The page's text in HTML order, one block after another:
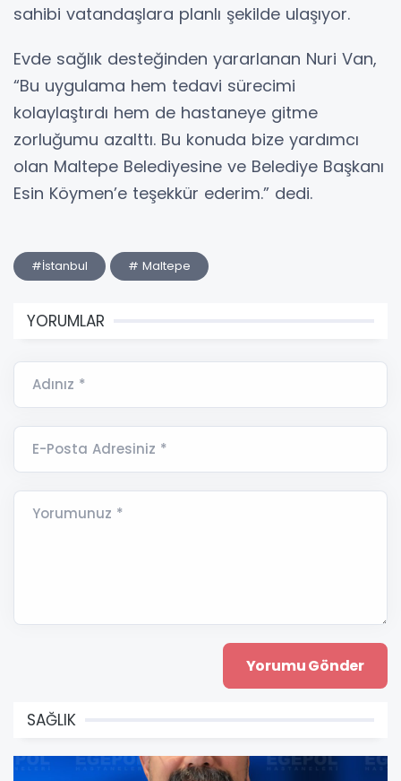
sahibi vatandaşlara planlı şekilde ulaşıyor.
Evde sağlık desteğinden yararlanan Nuri Van,
“Bu uygulama hem tedavi sürecimi
kolaylaştırdı hem de hastaneye gitme
zorluğumu azalttı. Bu konuda bize yardımcı
olan Maltepe Belediyesine ve Belediye Başkanı
Esin Köymen’e teşekkür ederim.” dedi.
#İstanbul # Maltepe
YORUMLAR
Adınız *
E-Posta Adresiniz *
Yorumunuz *
SAĞLIK